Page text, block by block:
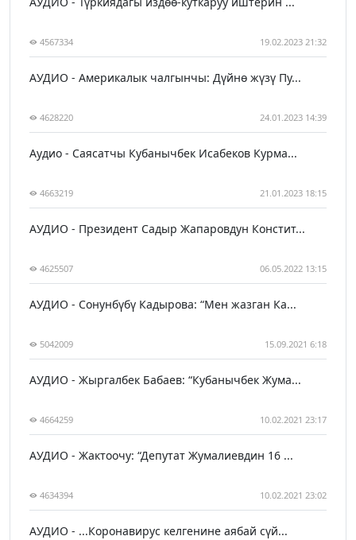
4567334 19.02.2023 21:32
АУДИО - Америкалык чалгынчы: Дүйнө жүзү Пу...
4628220 24.01.2023 14:39
Аудио - Саясатчы Кубанычбек Исабеков Курма...
4663219 21.01.2023 18:15
АУДИО - Президент Садыр Жапаровдун Констит...
4625507 06.05.2022 13:15
АУДИО - Сонунбүбү Кадырова: “Мен жазган Ка...
5042009 15.09.2021 6:18
АУДИО - Жыргалбек Бабаев: “Кубанычбек Жума...
4664259 10.02.2021 23:17
АУДИО - Жактоочу: “Депутат Жумалиевдин 16 ...
4634394 10.02.2021 23:02
АУДИО - ...Коронавирус келгенине аябай сүй...